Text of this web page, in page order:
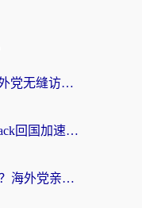
归雁加速器怎么升级快？海外党无缝访问国内资源的全攻略（附免费VPN推荐Dcard热门款）
海外党别被地域卡脖子！xback回国加速器选择全攻略，轻松刷剧玩国服
从印度用什么VPN访问国内？海外党亲测的无缝回国上网指南